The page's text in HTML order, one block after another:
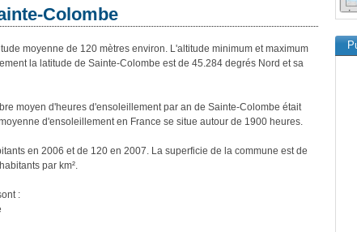
Colombe
moyenne de 120 mètres environ. L'altitude minimum et maximum
la latitude de Sainte-Colombe est de 45.284 degrés Nord et sa
moyen d'heures d'ensoleillement par an de Sainte-Colombe était
d'ensoleillement en France se situe autour de 1900 heures.
en 2006 et de 120 en 2007. La superficie de la commune est de
par km².
: